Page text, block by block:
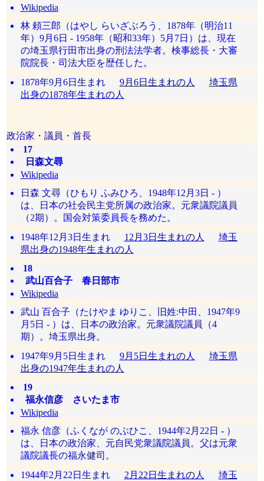
Wikipedia
林 頼三郎（はやし らいざぶろう、1878年（明治11
年）9月6日 - 1958年（昭和33年）5月7日）は、現在
の埼玉県行田市出身の刑法法学者。検事総長・大審
院院長・司法大臣を歴任した。
1878年9月6日生まれ 9月6日生まれの人
埼玉県
出身の1878年生まれの人
政治家・議員・首長
17
日森文尋
Wikipedia
日森 文尋（ひもり ふみひろ、1948年12月3日 - ）
は、日本の社会民主党所属の政治家。元衆議院議員
（2期）。国会対策委員長を務めた。
1948年12月3日生まれ 12月3日生まれの人
埼玉
県出身の1948年生まれの人
18
武山百合子 春日部市
Wikipedia
武山 百合子（たけやま ゆりこ、旧姓:中田、1947年9
月5日 - ）は、日本の政治家。元衆議院議員（4
期）。埼玉県出身。
1947年9月5日生まれ 9月5日生まれの人
埼玉県
出身の1947年生まれの人
19
福永信彦 さいたま市
Wikipedia
福永 信彦（ふくなが のぶひこ、1944年2月22日 - ）
は、日本の政治家、元自民党衆議院議員。父は元衆
議院議長の福永健司。
1944年2月22日生まれ 2月22日生まれの人 埼玉